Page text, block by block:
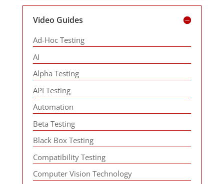
Video Guides
Ad-Hoc Testing
AI
Alpha Testing
API Testing
Automation
Beta Testing
Black Box Testing
Compatibility Testing
Computer Vision Technology